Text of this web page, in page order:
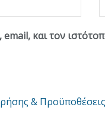
και τον
& Προϋποθέσεις